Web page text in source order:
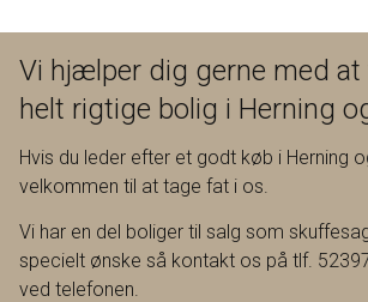
Vi hjælper dig gerne med at
helt rigtige bolig i Herning
Hvis du leder efter et godt køb i Herning
velkommen til at tage fat i os.
Vi har en del boliger til salg som
specielt ønske så kontakt os på tlf.
ved telefonen.